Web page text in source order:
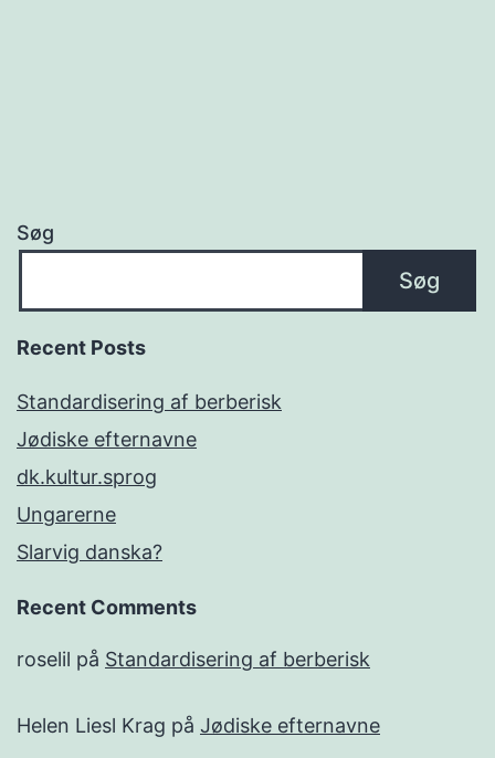
Søg
Søg
Recent Posts
Standardisering af berberisk
Jødiske efternavne
dk.kultur.sprog
Ungarerne
Slarvig danska?
Recent Comments
roselil på Standardisering af berberisk
Helen Liesl Krag på Jødiske efternavne